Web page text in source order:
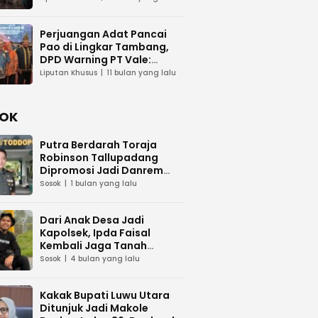
Perjuangan Adat Pancai
Pao di Lingkar Tambang,
DPD Warning PT Vale:
Jangan Abaikan Budaya
Liputan Khusus 11 bulan yang lalu
Putra Berdarah Toraja
Robinson Tallupadang
Dipromosi Jadi Danrem
141/Toddopuli
Sosok 1 bulan yang lalu
Dari Anak Desa Jadi
Kapolsek, Ipda Faisal
Kembali Jaga Tanah
Kelahiran
Sosok 4 bulan yang lalu
Kakak Bupati Luwu Utara
Ditunjuk Jadi Makole